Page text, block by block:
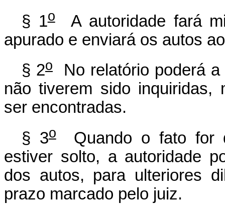
§ 1oA autoridade fará
apurado e enviará os autos
§ 2o
No relatório poderá
não tiverem sido inquiridas,
ser encontradas.
§ 3oQuando o fato for
estiver solto, a autoridade
dos autos, para ulteriores
prazo marcado pelo juiz.